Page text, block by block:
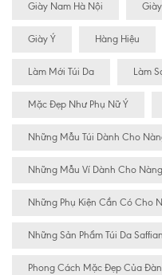
Giày Nam Hà Nội
Giày Ý Hàng Hiệu
Làm Mới Túi Da Làm
Mặc Đẹp Như Phụ Nữ Ý
Những Mẫu Túi Dành Cho
Những Mẫu Ví Dành Cho
Những Phụ Kiện Cần Có Cho
Những Sản Phẩm Túi Da
Phong Cách Mặc Đẹp Của